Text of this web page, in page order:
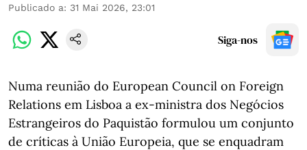
Publicado a: 31 Mai 2026, 23:01
Siga-nos
Numa reunião do European Council on Foreign
Relations em Lisboa a ex-ministra dos Negócios
Estrangeiros do Paquistão formulou um conjunto
de críticas à União Europeia, que se enquadram